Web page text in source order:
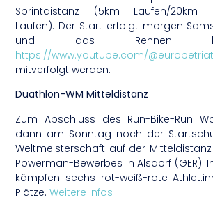
Sprintdistanz (5km Laufen/20km
Laufen). Der Start erfolgt morgen
und das Rennen
https://www.youtube.com/
mitverfolgt werden.
Duathlon-WM Mitteldistanz
Zum Abschluss des Run-Bike-Run
dann am Sonntag noch der
Weltmeisterschaft auf der
Powerman-Bewerbes in Alsdorf (GER).
kämpfen sechs rot-weiß-rote
Plätze.Weitere Infos